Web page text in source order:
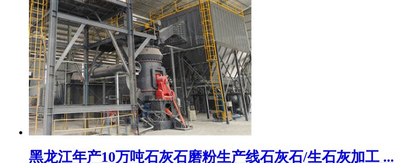
黑龙江年产10万吨石灰石磨粉生产线石灰石/生石灰加工 ...